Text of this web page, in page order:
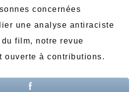
concernées
une analyse antiraciste
film, notre revue
ouverte à contributions.